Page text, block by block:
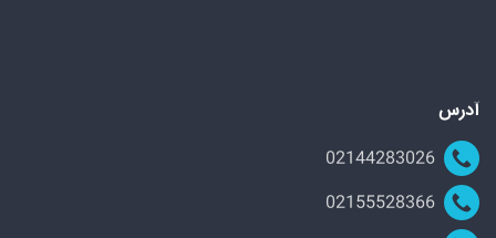
آدرس